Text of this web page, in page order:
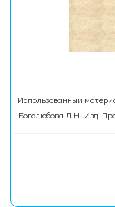
Использованный
Боголюбова Л.Н. Изд.